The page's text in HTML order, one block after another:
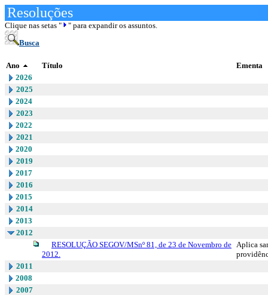
Resoluções
Clique nas setas "
" para expandir os assuntos.
Busca
Ano Título
Ementa
2026
2025
2024
2023
2022
2021
2020
2019
2017
2016
2015
2014
2013
2012
RESOLUÇÃO SEGOV/MSnº 81, de 23 de Novembro de
2012.
Aplica
2011
2008
2007